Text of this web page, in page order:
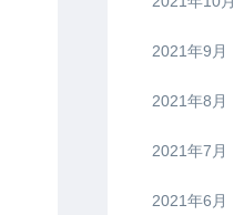
2021年9月
2021年8月
2021年7月
2021年6月